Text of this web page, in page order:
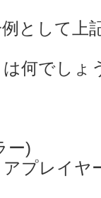
として上
何でしょ
ー)
アプレイヤ